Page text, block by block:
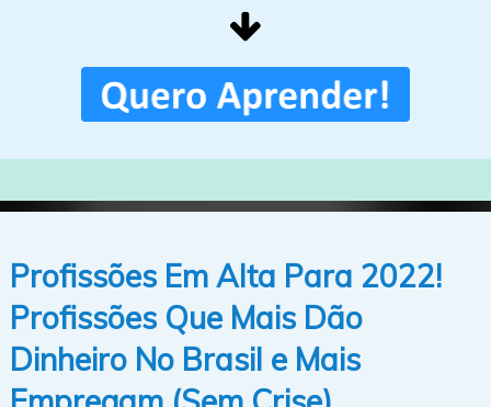
Profissões Em Alta Para 2022!
Profissões Que Mais Dão
Dinheiro No Brasil e Mais